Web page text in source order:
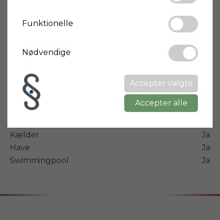
520 m²
Grundareal
5000 m²
Badeværelser
Hustype
Landhus
Tilstand
God/beboelig
Energimærke
Kælder
Ja
Have
Ja
Swimmingpool
Ja
Funktionelle
Nødvendige
Accepter valgte
Accepter alle